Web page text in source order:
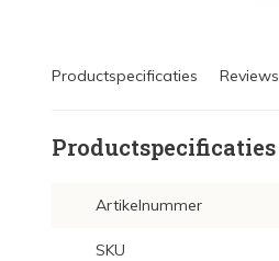
Productspecificaties Reviews
Productspecificaties
Artikelnummer
SKU